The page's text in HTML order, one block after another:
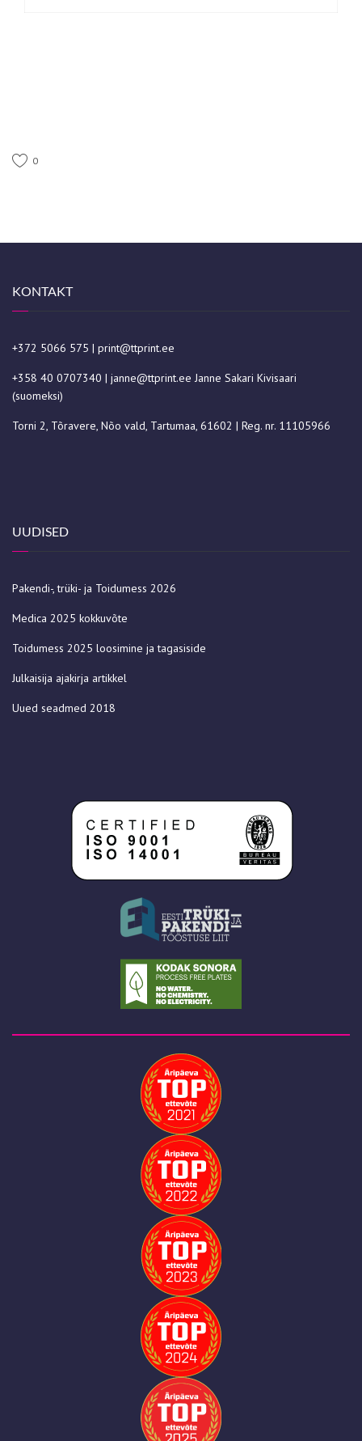
0
KONTAKT
+372 5066 575 | print@ttprint.ee
+358 40 0707340 | janne@ttprint.ee Janne Sakari Kivisaari
(suomeksi)
Torni 2, Tõravere, Nõo vald, Tartumaa, 61602 | Reg. nr. 11105966
UUDISED
Pakendi-, trüki- ja Toidumess 2026
Medica 2025 kokkuvõte
Toidumess 2025 loosimine ja tagasiside
Julkaisija ajakirja artikkel
Uued seadmed 2018